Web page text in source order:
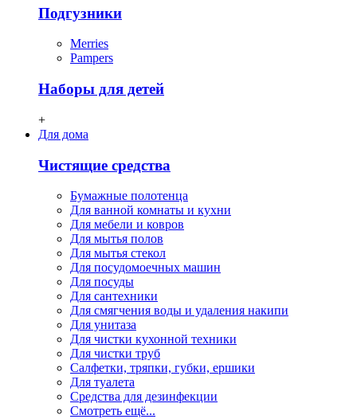
Подгузники
Merries
Pampers
Наборы для детей
+
Для дома
Чистящие средства
Бумажные полотенца
Для ванной комнаты и кухни
Для мебели и ковров
Для мытья полов
Для мытья стекол
Для посудомоечных машин
Для посуды
Для сантехники
Для смягчения воды и удаления накипи
Для унитаза
Для чистки кухонной техники
Для чистки труб
Салфетки, тряпки, губки, ершики
Для туалета
Средства для дезинфекции
Смотреть ещё...